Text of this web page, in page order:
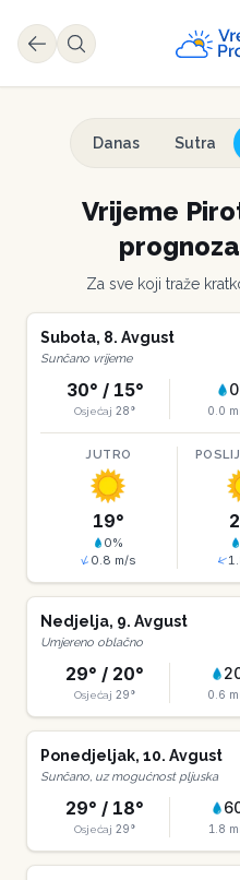
Danas Sutra
Vrijeme
Za sve koji traže
Subota, 8. Avgust
Sunčano vrijeme
30° / 15°
Osjećaj 28°
0
0.0
JUTRO
19°
0%
0.8 m/s
Nedjelja, 9. Avgust
Umjereno oblačno
29° / 20°
Osjećaj 29° 0.6
Ponedjeljak, 10. Avgust
Sunčano, uz mogućnost pljuska
29° / 18°
Osjećaj 29° 1.8